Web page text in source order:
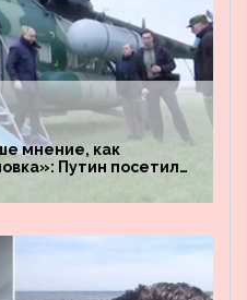
мнение, как
Путин посетил